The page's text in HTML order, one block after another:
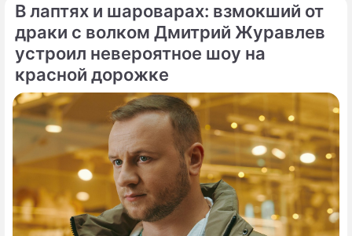
В лаптях и шароварах: взмокший от
драки с волком Дмитрий Журавлев
устроил невероятное шоу на
красной дорожке